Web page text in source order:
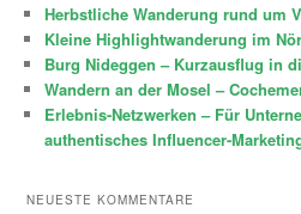
Herbstliche Wanderung rund um
Kleine Highlightwanderung im
Burg Nideggen – Kurzausflug in
Wandern an der Mosel –
Erlebnis-Netzwerken – Für
authentisches Influencer-
NEUESTE KOMMENTARE